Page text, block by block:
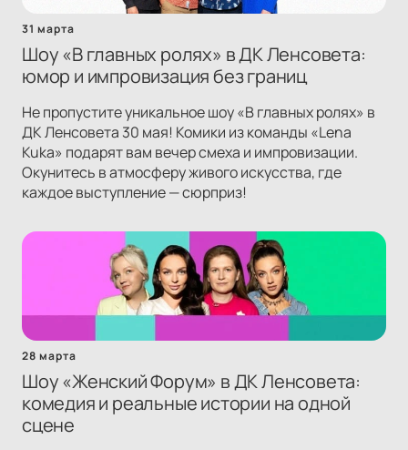
31 марта
Шоу «В главных ролях» в ДК Ленсовета:
юмор и импровизация без границ
Не пропустите уникальное шоу «В главных ролях» в
ДК Ленсовета 30 мая! Комики из команды «Lena
Kuka» подарят вам вечер смеха и импровизации.
Окунитесь в атмосферу живого искусства, где
каждое выступление — сюрприз!
28 марта
Шоу «Женский Форум» в ДК Ленсовета:
комедия и реальные истории на одной
сцене